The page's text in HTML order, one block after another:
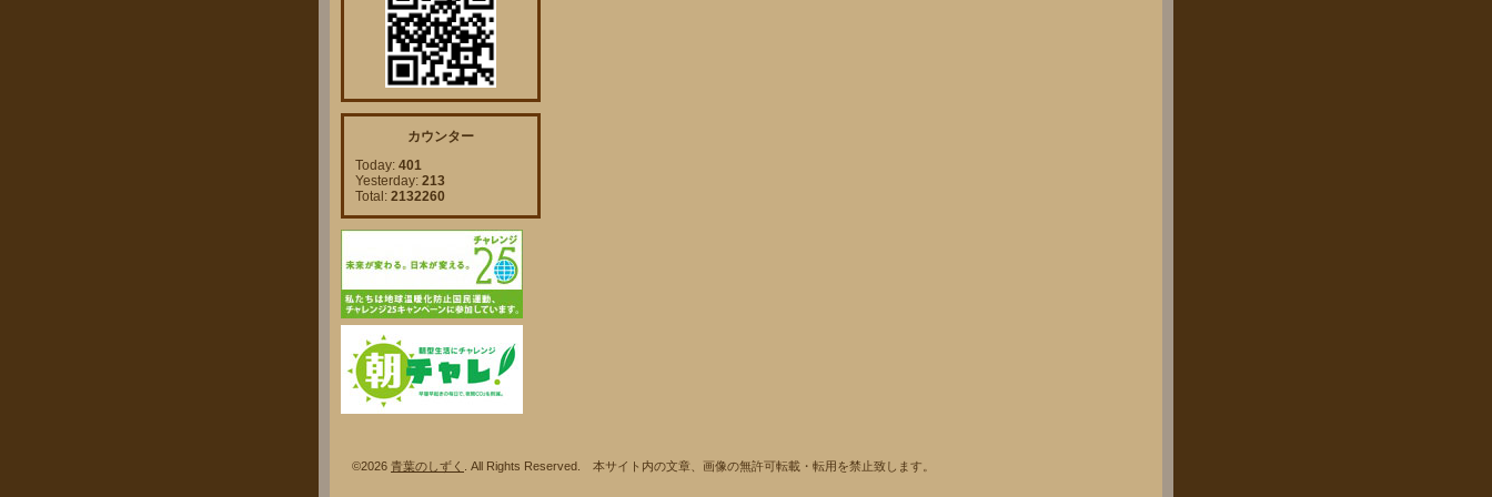
カウンター
Today: 401
Yesterday: 213
Total: 2132260
©2026 青葉のしずく . All Rights Reserved. 本サイト内の文章、画像の無許可転載・転用を禁止致します。